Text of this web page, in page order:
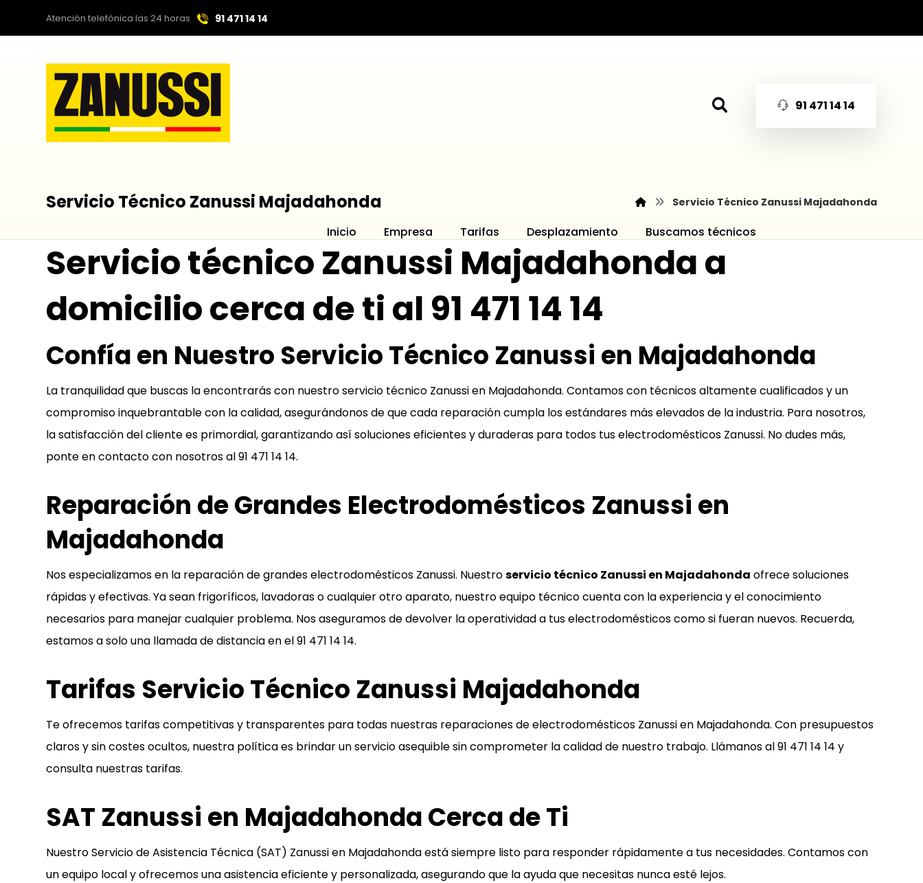
Atención telefónica las 24 horas 91 471 14 14
91 471 14 14
Inicio Empresa Tarifas Desplazamiento Buscamos técnicos
Servicio Técnico Zanussi Majadahonda Servicio Técnico Zanussi Majadahonda
Servicio técnico Zanussi Majadahonda a
domicilio cerca de ti al 91 471 14 14
Confía en Nuestro Servicio Técnico Zanussi en Majadahonda
La tranquilidad que buscas la encontrarás con nuestro servicio técnico Zanussi en Majadahonda. Contamos con técnicos altamente cualificados y un
compromiso inquebrantable con la calidad, asegurándonos de que cada reparación cumpla los estándares más elevados de la industria. Para nosotros,
la satisfacción del cliente es primordial, garantizando así soluciones eficientes y duraderas para todos tus electrodomésticos Zanussi. No dudes más,
ponte en contacto con nosotros al91 471 14 14.
Reparación de Grandes Electrodomésticos Zanussi en
Majadahonda
Nos especializamos en la reparación de grandes electrodomésticos Zanussi. Nuestroservicio técnico Zanussi en Majadahonda ofrece soluciones
rápidas y efectivas. Ya sean frigoríficos, lavadoras o cualquier otro aparato, nuestro equipo técnico cuenta con la experiencia y el conocimiento
necesarios para manejar cualquier problema. Nos aseguramos de devolver la operatividad a tus electrodomésticos como si fueran nuevos. Recuerda,
estamos a solo una llamada de distancia en el91 471 14 14.
Tarifas Servicio Técnico Zanussi Majadahonda
Te ofrecemos tarifas competitivas y transparentes para todas nuestras reparaciones de electrodomésticos Zanussi en Majadahonda. Con presupuestos
claros y sin costes ocultos, nuestra política es brindar un servicio asequible sin comprometer la calidad de nuestro trabajo. Llámanos al91 471 14 14 y
consulta nuestras tarifas.
SAT Zanussi en Majadahonda Cerca de Ti
Nuestro Servicio de Asistencia Técnica (SAT) Zanussi en Majadahonda está siempre listo para responder rápidamente a tus necesidades. Contamos con
un equipo local y ofrecemos una asistencia eficiente y personalizada, asegurando que la ayuda que necesitas nunca esté lejos.